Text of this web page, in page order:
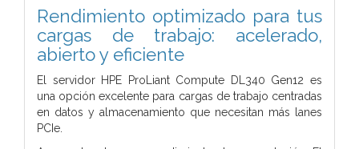
Rendimiento optimizado para tus
cargas de trabajo: acelerado,
abierto y eficiente
El servidor HPE ProLiant Compute DL340 Gen12 es
una opción excelente para cargas de trabajo centradas
en datos y almacenamiento que necesitan más lanes
PCIe.